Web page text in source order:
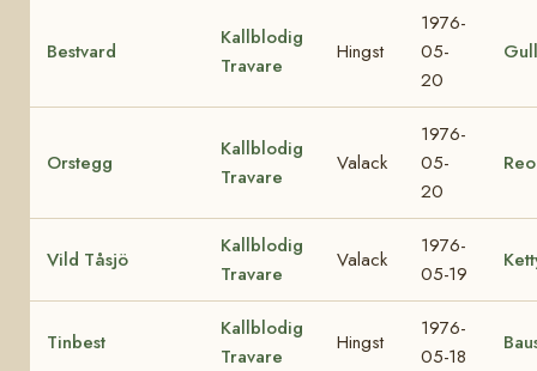
Bestvard
Kallblodig
Travare
Hingst
1976-
05-
20
Orstegg
Kallblodig
Travare
Valack
1976-
05-
20
Vild Tåsjö
Kallblodig
Travare
Valack
1976-
05-19
Tinbest
Kallblodig
Travare
Hingst
1976-
05-18